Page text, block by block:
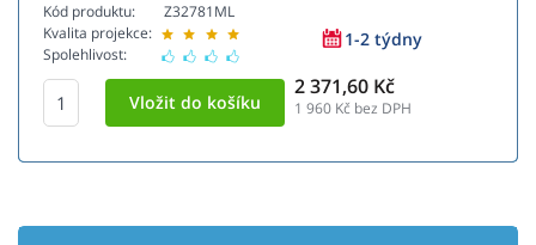
Kód produktu:
Kvalita projekce:
Spolehlivost:
Z32781ML
1-2 týdny
2 371,60 Kč
1 960 Kč bez DPH